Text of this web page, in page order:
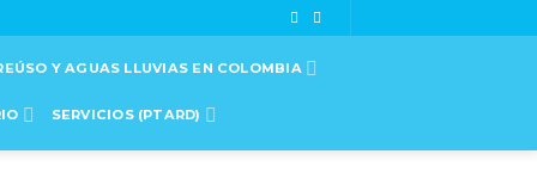
Y AGUAS LLUVIAS EN COLOMBIA
SERVICIOS (PTARD)